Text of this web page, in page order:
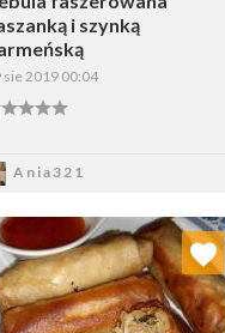
i szynką
sie 2019 00:04
Ania321
Dodaj do ulubionych
Wybierz listę: